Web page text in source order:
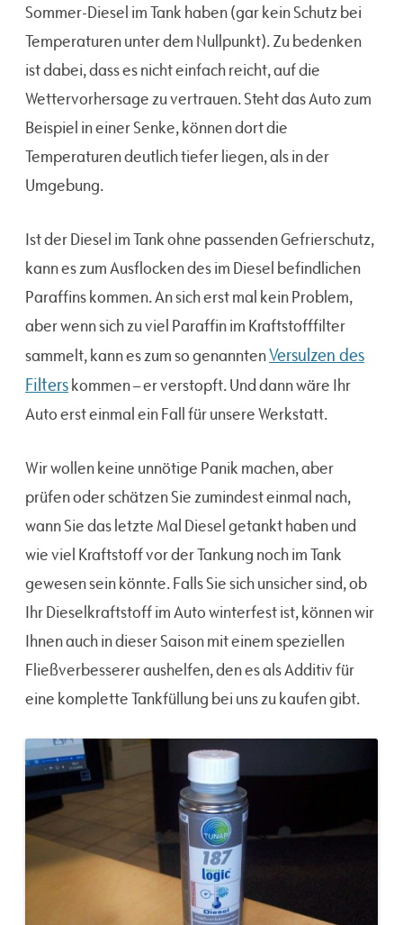
Sommer-Diesel im Tank haben (gar kein Schutz bei
Temperaturen unter dem Nullpunkt). Zu bedenken
ist dabei, dass es nicht einfach reicht, auf die
Wettervorhersage zu vertrauen. Steht das Auto zum
Beispiel in einer Senke, können dort die
Temperaturen deutlich tiefer liegen, als in der
Umgebung.
Ist der Diesel im Tank ohne passenden Gefrierschutz,
kann es zum Ausflocken des im Diesel befindlichen
Paraffins kommen. An sich erst mal kein Problem,
aber wenn sich zu viel Paraffin im Kraftstofffilter
sammelt, kann es zum so genanntenVersulzen des
Filterskommen – er verstopft. Und dann wäre Ihr
Auto erst einmal ein Fall für unsere Werkstatt.
Wir wollen keine unnötige Panik machen, aber
prüfen oder schätzen Sie zumindest einmal nach,
wann Sie das letzte Mal Diesel getankt haben und
wie viel Kraftstoff vor der Tankung noch im Tank
gewesen sein könnte. Falls Sie sich unsicher sind, ob
Ihr Dieselkraftstoff im Auto winterfest ist, können wir
Ihnen auch in dieser Saison mit einem speziellen
Fließverbesserer aushelfen, den es als Additiv für
eine komplette Tankfüllung bei uns zu kaufen gibt.